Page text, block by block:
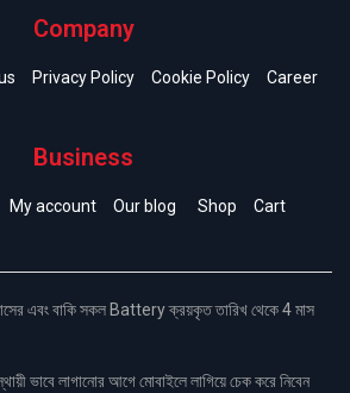
Company
Privacy Policy Cookie Policy Career
Business
My account Our blog Shop Cart
এবং বাকি সকল Battery ক্রয়কৃত তারিখ থেকে 4 মাস
ভাবে লাগানোর আগে মোবাইলে লাগিয়ে চেক করে নিবেন